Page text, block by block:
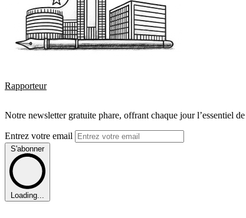
Rapporteur
Notre newsletter gratuite phare, offrant chaque jour l’essentiel
Entrez votre email
S'abonner
Loading...